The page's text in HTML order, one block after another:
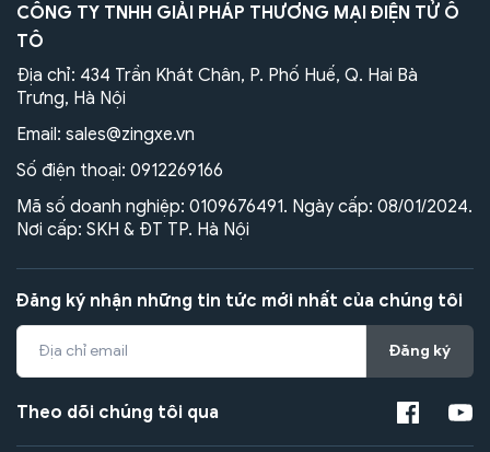
CÔNG TY TNHH GIẢI PHÁP THƯƠNG MẠI ĐIỆN TỬ Ô
TÔ
Địa chỉ: 434 Trần Khát Chân, P. Phố Huế, Q. Hai Bà
Trưng, Hà Nội
Email: sales@zingxe.vn
Số điện thoại: 0912269166
Mã số doanh nghiệp: 0109676491. Ngày cấp: 08/01/2024.
Nơi cấp: SKH & ĐT TP. Hà Nội
Đăng ký nhận những tin tức mới nhất của chúng tôi
Đăng ký
Theo dõi chúng tôi qua